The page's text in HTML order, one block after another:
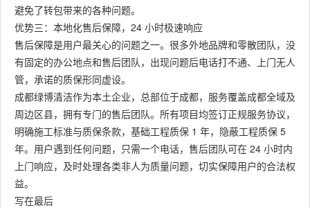
避免了转包带来的各种问题。
优势三：本地化售后保障，24 小时极速响应
售后保障是用户最关心的问题之一。很多外地品牌和零散团队，没
有固定的办公地点和售后团队，出现问题后电话打不通、上门无人
管，承诺的质保形同虚设。
成都绿博清洁作为本土企业，总部位于成都，服务覆盖成都全域及
周边区县，拥有专门的售后团队。所有项目均签订正规服务协议，
明确施工标准与质保条款，基础工程质保 1 年，隐蔽工程质保 5
年。用户遇到任何问题，只需一个电话，售后团队可在 24 小时内
上门响应，及时处理各类非人为质量问题，切实保障用户的合法权
益。
写在最后